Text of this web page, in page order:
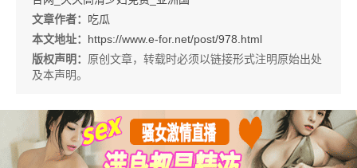
文章作者： 吃瓜
本文地址： https://www.e-for.net/post/978.html
版权声明： 原创文章，转载时必须以链接形式注明原始出处
及本声明。